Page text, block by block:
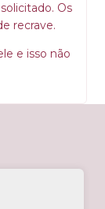
Os
recrave.
e isso não